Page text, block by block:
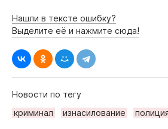
Нашли в тексте ошибку?
Выделите её и нажмите сюда!
Новости по тегу
криминал
изнасилование